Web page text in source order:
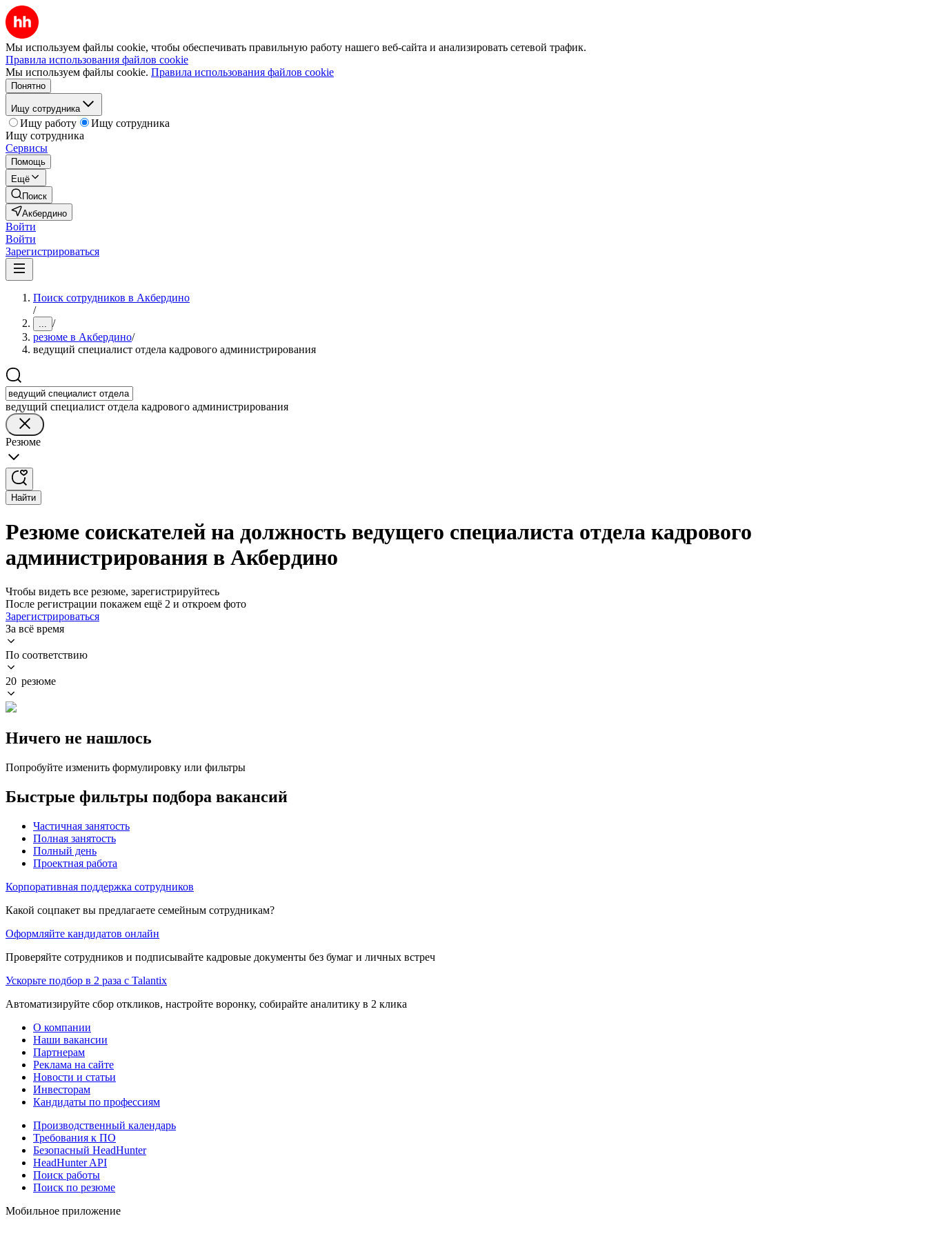
Мы используем файлы cookie, чтобы обеспечивать правильную работу нашего веб-сайта и анализировать сетевой трафик.
Правила использования файлов cookie
Мы используем файлы cookie. Правила использования файлов cookie
Понятно
Ищу сотрудника
Ищу работу
Ищу сотрудника
Ищу сотрудника
Сервисы
Помощь
Ещё
Поиск
Акбердино
Войти
Войти
Зарегистрироваться
Поиск сотрудников в Акбердино
/
... /
резюме в Акбердино/
ведущий специалист отдела кадрового администрирования
ведущий специалист отдела кадрового администрирования
Резюме
Найти
Резюме соискателей на должность ведущего специалиста отдела кадрового
администрирования в Акбердино
Чтобы видеть все резюме, зарегистрируйтесь
После регистрации покажем ещё 2 и откроем фото
Зарегистрироваться
За всё время
По соответствию
20 резюме
Ничего не нашлось
Попробуйте изменить формулировку или фильтры
Быстрые фильтры подбора вакансий
Частичная занятость
Полная занятость
Полный день
Проектная работа
Корпоративная поддержка сотрудников
Какой соцпакет вы предлагаете семейным сотрудникам?
Оформляйте кандидатов онлайн
Проверяйте сотрудников и подписывайте кадровые документы без бумаг и личных встреч
Ускорьте подбор в 2 раза с Talantix
Автоматизируйте сбор откликов, настройте воронку, собирайте аналитику в 2 клика
О компании
Наши вакансии
Партнерам
Реклама на сайте
Новости и статьи
Инвесторам
Кандидаты по профессиям
Производственный календарь
Требования к ПО
Безопасный HeadHunter
HeadHunter API
Поиск работы
Поиск по резюме
Мобильное приложение